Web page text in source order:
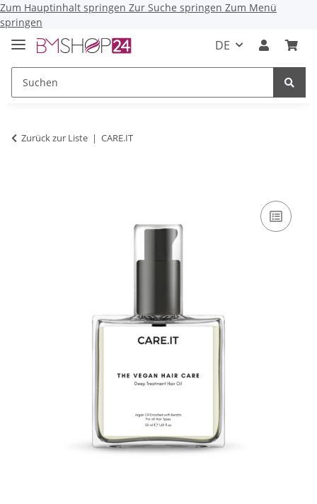
Zum Hauptinhalt springen Zur Suche springen Zum Menü
springen
DE
Zurück zur Liste CARE.IT